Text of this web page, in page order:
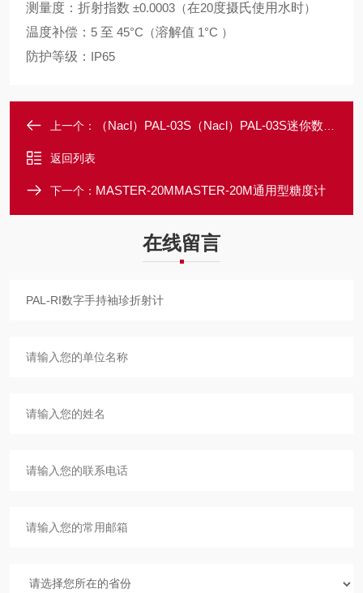
测量度：折射指数 ±0.0003（在20度摄氏使用水时）
温度补偿： 5 至 45°C（溶解值 1°C ）
防护等级： IP65
上一个： （Nacl）PAL-03S（Nacl）PAL-03S迷你数显型手持式盐度计
返回列表
下一个： MASTER-20MMASTER-20M通用型糖度计
在线留言